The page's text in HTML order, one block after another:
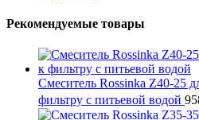
Рекомендуемые товары
Смеситель Rossinka Z40-25
фильтру с питьевой водой